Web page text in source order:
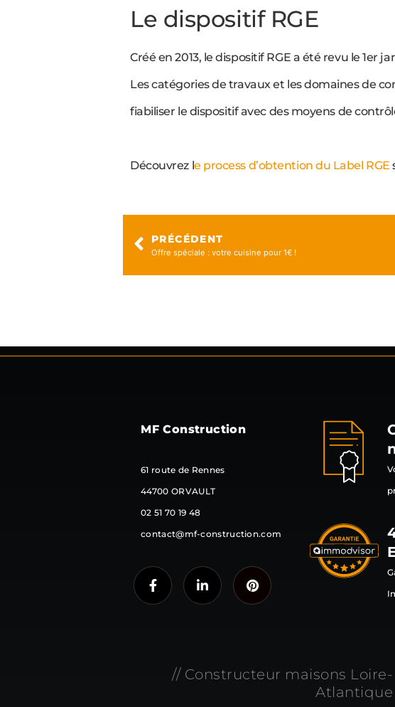
Le dispositif RGE
Créé en 2013, le dispositif RGE a été revu le 1er
Les catégories de travaux et les domaines de
fiabiliser le dispositif avec des moyens de
Découvrez le process d’obtention du Label RGE
PRÉCÉDENT
Offre spéciale : votre cuisine pour 1€ !
MF Construction
61 route de Rennes
44700 ORVAULT
02 51 70 19 48
contact@mf-construction.com
// Constructeur maisons Loire-
Atlantique